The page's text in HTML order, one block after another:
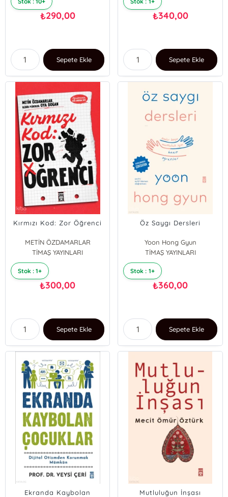
₺290,00
Sepete Ekle
₺340,00
Sepete Ekle
Kırmızı Kod: Zor Öğrenci
METİN ÖZDAMARLAR
Oya Doğan
TİMAŞ YAYINLARI
Stok : 1+
₺300,00
Sepete Ekle
Öz Saygı Dersleri
Yoon Hong Gyun
TİMAŞ YAYINLARI
Stok : 1+
₺360,00
Sepete Ekle
Ekranda Kaybolan
Mutluluğun İnşası